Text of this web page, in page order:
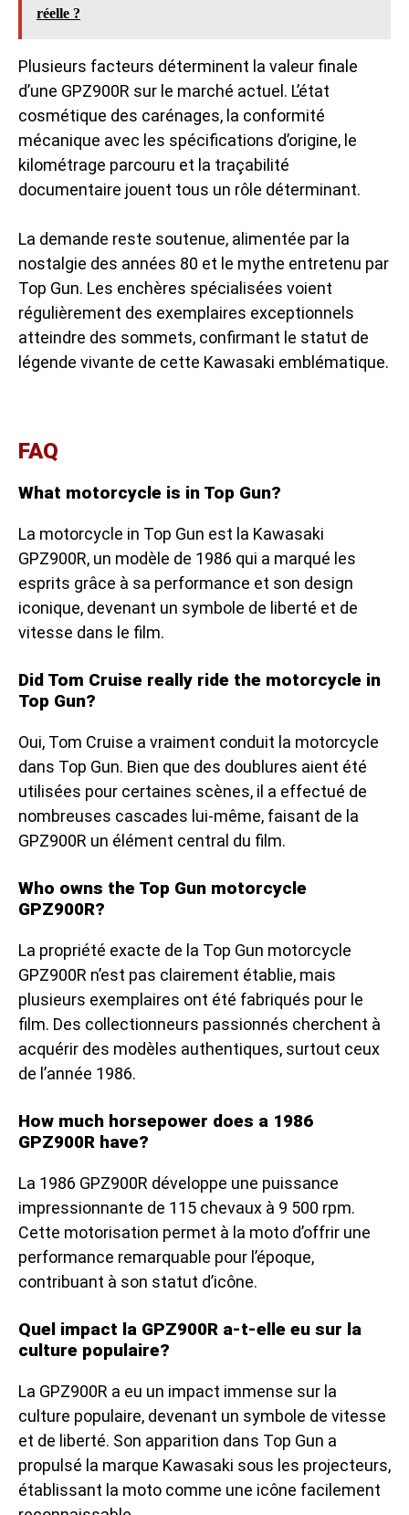
réelle ?
Plusieurs facteurs déterminent la valeur finale
d’une GPZ900R sur le marché actuel. L’état
cosmétique des carénages, la conformité
mécanique avec les spécifications d’origine, le
kilométrage parcouru et la traçabilité
documentaire jouent tous un rôle déterminant.
La demande reste soutenue, alimentée par la
nostalgie des années 80 et le mythe entretenu par
Top Gun. Les enchères spécialisées voient
régulièrement des exemplaires exceptionnels
atteindre des sommets, confirmant le statut de
légende vivante de cette Kawasaki emblématique.
FAQ
What motorcycle is in Top Gun?
La motorcycle in Top Gun est la Kawasaki
GPZ900R, un modèle de 1986 qui a marqué les
esprits grâce à sa performance et son design
iconique, devenant un symbole de liberté et de
vitesse dans le film.
Did Tom Cruise really ride the motorcycle in
Top Gun?
Oui, Tom Cruise a vraiment conduit la motorcycle
dans Top Gun. Bien que des doublures aient été
utilisées pour certaines scènes, il a effectué de
nombreuses cascades lui-même, faisant de la
GPZ900R un élément central du film.
Who owns the Top Gun motorcycle
GPZ900R?
La propriété exacte de la Top Gun motorcycle
GPZ900R n’est pas clairement établie, mais
plusieurs exemplaires ont été fabriqués pour le
film. Des collectionneurs passionnés cherchent à
acquérir des modèles authentiques, surtout ceux
de l’année 1986.
How much horsepower does a 1986
GPZ900R have?
La 1986 GPZ900R développe une puissance
impressionnante de 115 chevaux à 9 500 rpm.
Cette motorisation permet à la moto d’offrir une
performance remarquable pour l’époque,
contribuant à son statut d’icône.
Quel impact la GPZ900R a-t-elle eu sur la
culture populaire?
La GPZ900R a eu un impact immense sur la
culture populaire, devenant un symbole de vitesse
et de liberté. Son apparition dans Top Gun a
propulsé la marque Kawasaki sous les projecteurs,
établissant la moto comme une icône facilement